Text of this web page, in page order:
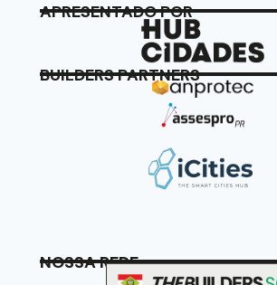
APRESENTADO POR
BUILDERS PARTNERS
NOSSA REDE